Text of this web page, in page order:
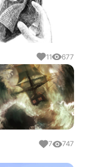
11 677
7 747